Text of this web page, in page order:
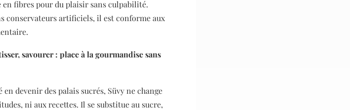
fibres pour du plaisir sans culpabilité.
conservateurs artificiels, il est conforme aux
savourer : place à la gourmandise sans
devenir des palais sucrés, Süvy ne change
ni aux recettes. Il se substitue au sucre,